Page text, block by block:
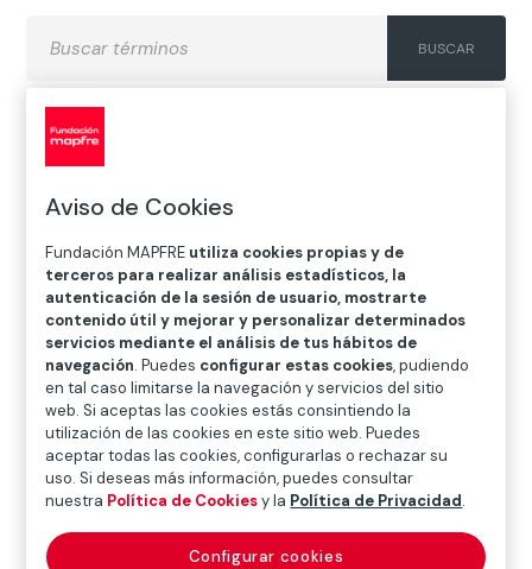
A
H
J K
O
P Q R S T
U
V
W X Y Z
Diccionario de seguros
e.v. (estimated
value)
Aviso de Cookies
Fundación MAPFRE utiliza cookies propias y de
terceros para realizar análisis estadísticos, la
autenticación de la sesión de usuario, mostrarte
contenido útil y mejorar y personalizar determinados
servicios mediante el análisis de tus hábitos de
navegación. Puedes configurar estas cookies, pudiendo
en tal caso limitarse la navegación y servicios del sitio
web. Si aceptas las cookies estás consintiendo la
utilización de las cookies en este sitio web. Puedes
aceptar todas las cookies, configurarlas o rechazar su
uso. Si deseas más información, puedes consultar
nuestra Política de Cookiesy la Política de Privacidad.
Configurar cookies